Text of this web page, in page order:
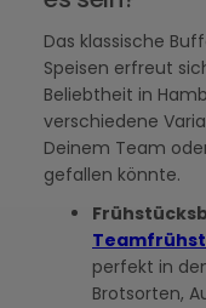
Das klassische
Speisen erfreut
Beliebtheit in
verschiedene
Deinem Team
gefallen könnte.
perfekt in
Brotsorten,